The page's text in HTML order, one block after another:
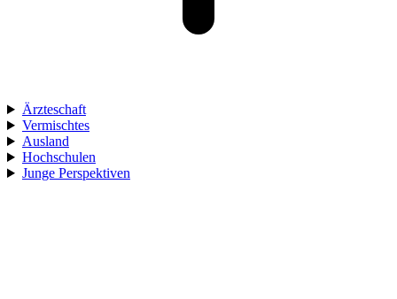
Ärzteschaft
Vermischtes
Ausland
Hochschulen
Junge Perspektiven